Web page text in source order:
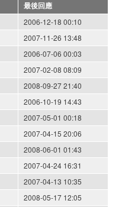
最後回應
2006-12-18 00:10
2007-11-26 13:48
2006-07-06 00:03
2007-02-08 08:09
2008-09-27 21:40
2006-10-19 14:43
2007-05-01 00:18
2007-04-15 20:06
2008-06-01 01:43
2007-04-24 16:31
2007-04-13 10:35
2008-05-17 12:05